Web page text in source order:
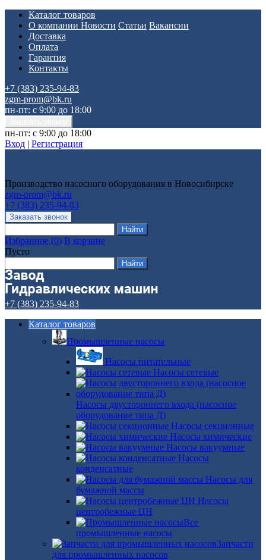
Каталог товаров
О компании Новости Статьи Вакансии
Доставка
Оплата
Гарантия
Контакты
+7 (383) 235-94-83
zgm-prom@bk.ru
пн-пт: с 9:00 до 18:00
пн-пт: с 9:00 до 18:00
Вход | Регистрация
Производство насосного оборудования в Новосибирске
zgm-prom@bk.ru
+7 (383) 235-94-83
Избранное (0) В корзине
Пусто
+7 (383) 235-94-83
Каталог товаров
Промышленные насосы
Насосы питательные
Насосы сетевые
Насосы двустороннего входа (насосное
оборудование типа Д)
Насосы секционные
Насосы химические
Насосы вакуумные
Насосы
конденсатные
Насосы для
бумажной массы
Насосы
центробежные ЦН
Все
промышленные насосы
Запчасти
для промышленных насосов